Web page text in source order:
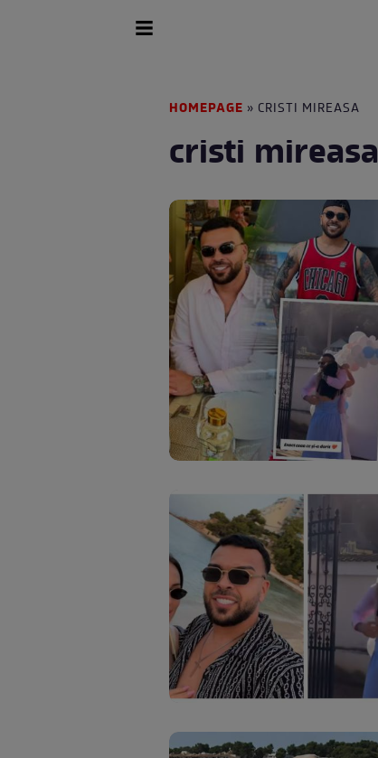
HOMEPAGE » CRISTI MIREASA
cristi mireasa